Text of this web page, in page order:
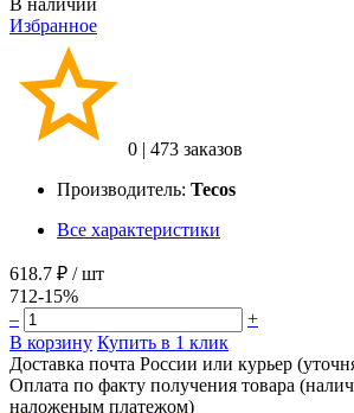
Избранное
0 | 473 заказов
Производитель: Tecos
Все характеристики
618.7 ₽ / шт
712-15%
–
+
В корзину Купить в 1 клик
Доставка почта России или курьер
Оплата по факту получения товара
наложеным платежом)